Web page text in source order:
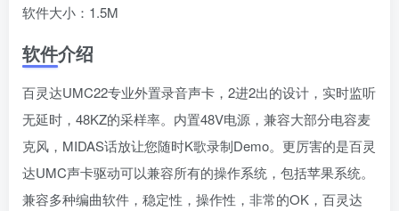
软件大小：1.5M
软件介绍
百灵达UMC22专业外置录音声卡，2进2出的设计，实时监听
无延时，48KZ的采样率。内置48V电源，兼容大部分电容麦
克风，MIDAS话放让您随时K歌录制Demo。更厉害的是百灵
达UMC声卡驱动可以兼容所有的操作系统，包括苹果系统。
兼容多种编曲软件，稳定性，操作性，非常的OK，百灵达